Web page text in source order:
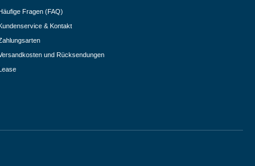
Fragen (FAQ)
& Kontakt
und Rücksendungen